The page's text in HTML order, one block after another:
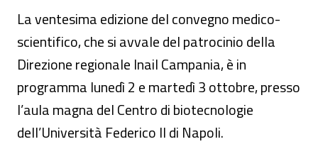
La ventesima edizione del convegno medico-
scientifico, che si avvale del patrocinio della
Direzione regionale Inail Campania, è in
programma lunedì 2 e martedì 3 ottobre, presso
l’aula magna del Centro di biotecnologie
dell’Università Federico II di Napoli.